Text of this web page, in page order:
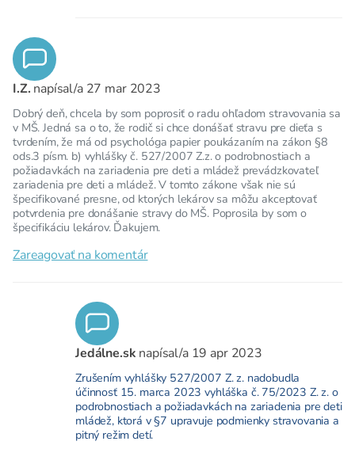
I.Z. napísal/a 27 mar 2023
Dobrý deň, chcela by som poprosiť o radu ohľadom stravovania sa
v MŠ. Jedná sa o to, že rodič si chce donášať stravu pre dieťa s
tvrdením, že má od psychológa papier poukázaním na zákon §8
ods.3 písm. b) vyhlášky č. 527/2007 Z.z. o podrobnostiach a
požiadavkách na zariadenia pre deti a mládež prevádzkovateľ
zariadenia pre deti a mládež. V tomto zákone však nie sú
špecifikované presne, od ktorých lekárov sa môžu akceptovať
potvrdenia pre donášanie stravy do MŠ. Poprosila by som o
špecifikáciu lekárov. Ďakujem.
Zareagovať na komentár
Jedálne.sk napísal/a 19 apr 2023
Zrušením vyhlášky 527/2007 Z. z. nadobudla
účinnosť 15. marca 2023 vyhláška č. 75/2023 Z. z. o
podrobnostiach a požiadavkách na zariadenia pre deti
mládež, ktorá v §7 upravuje podmienky stravovania a
pitný režim detí.